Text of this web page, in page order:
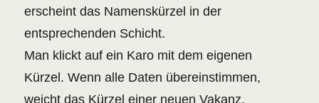
erscheint das Namenskürzel in der
entsprechenden Schicht.
Man klickt auf ein Karo mit dem eigenen
Kürzel. Wenn alle Daten übereinstimmen,
weicht das Kürzel einer neuen Vakanz.